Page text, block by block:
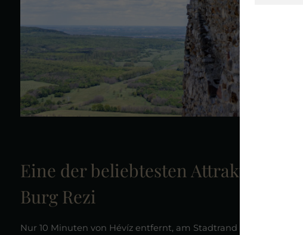
Eine der beliebtesten Attraktionen
Burg Rezi
Nur 10 Minuten von Hévíz entfernt, am Stadtrand von Rezi, auf